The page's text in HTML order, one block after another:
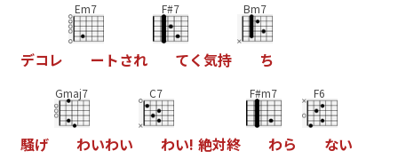
デコ レ
Em7
ー トされ
F#7
てく気持
Bm7
ち
騒げ
Gmaj7
わいわい
C7
わい! 絶対終
F#m7
わら
F6
ない